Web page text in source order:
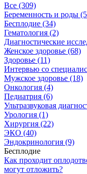
Все (309)
Беременность и роды
Бесплодие (34)
Гематология (2)
Диагностические
Женское здоровье (68)
Здоровье (11)
Интервью со
Мужское здоровье (18)
Онкология (4)
Педиатрия (6)
Ультразвуковая
Урология (1)
Хирургия (22)
ЭКО (40)
Эндокринология (9)
Бесплодие
Как проходит
могут отложить?